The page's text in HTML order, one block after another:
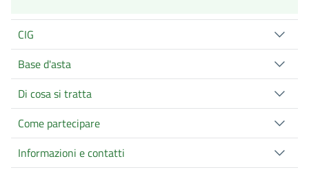
CIG
Base d'asta
Di cosa si tratta
Come partecipare
Informazioni e contatti